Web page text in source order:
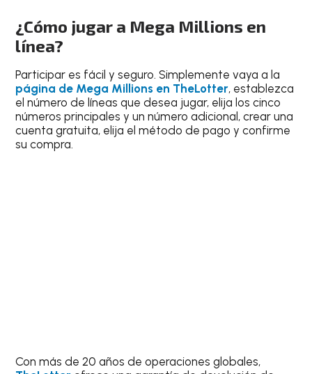
¿Cómo jugar a Mega Millions en
línea?
Participar es fácil y seguro. Simplemente vaya a la
página de Mega Millions en TheLotter, establezca
el número de líneas que desea jugar, elija los cinco
números principales y un número adicional, crear una
cuenta gratuita, elija el método de pago y confirme
su compra.
Con más de 20 años de operaciones globales,